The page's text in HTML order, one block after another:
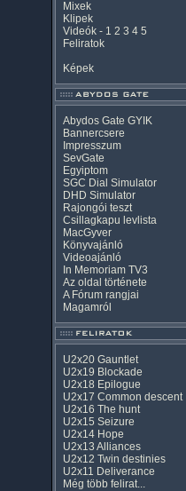
Mixek
Klipek
Videók - 1 2 3 4 5
Feliratok
Képek
Abydos Gate GYIK
Bannercsere
Impresszum
SevGate
Egyiptom
SGC Dial Simulator
DHD Simulator
Rajongói teszt
Csillagkapu levlista
MacGyver
Könyvajánló
Videoajánló
In Memoriam TV3
Az oldal története
A Fórum rangjai
Magamról
U2x20 Gauntlet
U2x19 Blockade
U2x18 Epilogue
U2x17 Common descent
U2x16 The hunt
U2x15 Seizure
U2x14 Hope
U2x13 Alliances
U2x12 Twin destinies
U2x11 Deliverance
Még több felirat...